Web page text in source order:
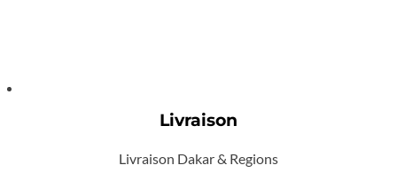
Livraison
Livraison Dakar & Regions